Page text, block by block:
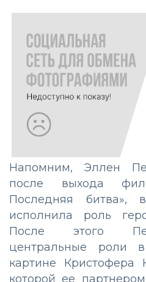
Напомним, Эллен
после выхода
Последняя битва»,
исполнила роль
После этого
центральные роли
картине Кристофера
которой ее